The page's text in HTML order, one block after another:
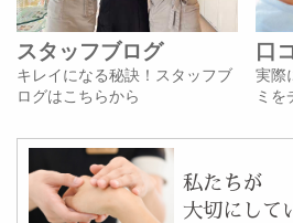
スタッフブログ
キレイになる秘訣！スタッフブ
ログはこちらから
口
実際
ミを
私たちが
大切にして